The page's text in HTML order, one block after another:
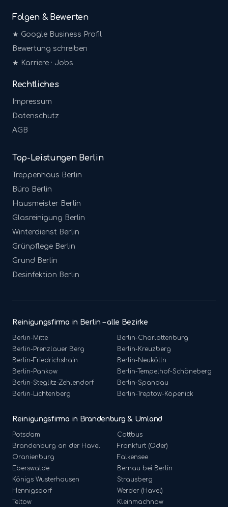
Folgen & Bewerten
★ Google Business Profil
Bewertung schreiben
★ Karriere · Jobs
Rechtliches
Impressum
Datenschutz
AGB
Top-Leistungen Berlin
Treppenhaus Berlin
Büro Berlin
Hausmeister Berlin
Glasreinigung Berlin
Winterdienst Berlin
Grünpflege Berlin
Grund Berlin
Desinfektion Berlin
Reinigungsfirma in Berlin – alle Bezirke
Berlin-Mitte Berlin-Charlottenburg
Berlin-Prenzlauer Berg Berlin-Kreuzberg
Berlin-Friedrichshain Berlin-Neukölln
Berlin-Pankow Berlin- Tempelhof-Schöneberg
Berlin-Steglitz-Zehlendorf Berlin-Spandau
Berlin- Lichtenberg Berlin- Treptow-Köpenick
Reinigungsfirma in Brandenburg & Umland
Potsdam
Cottbus
Brandenburg an der Havel
Frankfurt (Oder)
Oranienburg
Falkensee
Eberswalde
Bernau bei Berlin
Königs Wusterhausen
Strausberg
Hennigsdorf
Werder (Havel)
Teltow
Kleinmachnow